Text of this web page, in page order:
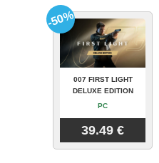
007 FIRST LIGHT
DELUXE EDITION
PC
39.49 €
-50%